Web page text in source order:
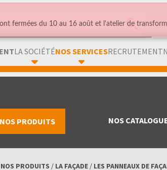
LA SOCIÉTÉNOS SERVICESRECRUTEMENT
PRODUITS NOS
PRODUITS / LA FAÇADE / LES PANNEAUX DE
fermées du 10 au 16 août et l'atelier de